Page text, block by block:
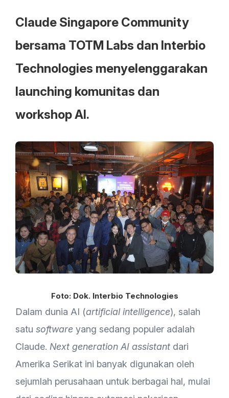
Claude Singapore Community
bersama TOTM Labs dan Interbio
Technologies menyelenggarakan
launching komunitas dan
workshop AI.
Foto: Dok. Interbio Technologies
Dalam dunia AI (artificial intelligence), salah
satu software yang sedang populer adalah
Claude. Next generation AI assistant dari
Amerika Serikat ini banyak digunakan oleh
sejumlah perusahaan untuk berbagai hal, mulai